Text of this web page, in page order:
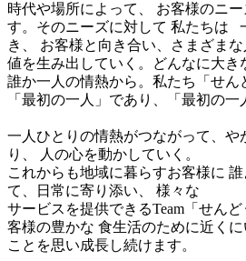
時代や場所によって、 お客様のニ
す。そのニーズに対して 私たちは	一人ひとりが考え、動
き、 お客様と向き合い、さまざま
値を生み出していく。どんなに大き
誰か一人の情熱から。私たち「せん
「最初の一人」であり、「最初の一
一人ひとりの情熱がつながって、や
り、 人の心を動かしていく。
これからも地域に暮らすお客様に
て、日常に寄り添い、 様々な
サービスを提供できるTeam「せん
客様の豊かな 食生活のために近く